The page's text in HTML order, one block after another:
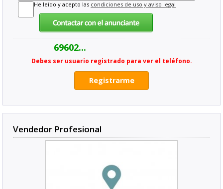
He leído y acepto las condiciones de uso y aviso legal
69602...
Debes ser usuario registrado para ver el teléfono.
Registrarme
Vendedor Profesional